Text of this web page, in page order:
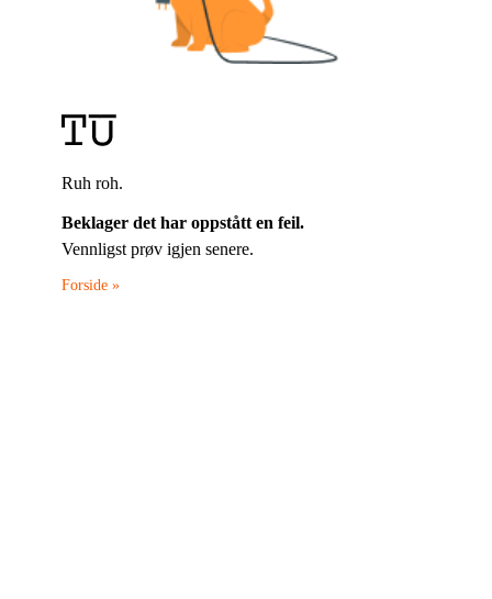
Ruh roh.
Beklager det har oppstått en feil.
Vennligst prøv igjen senere.
Forside »